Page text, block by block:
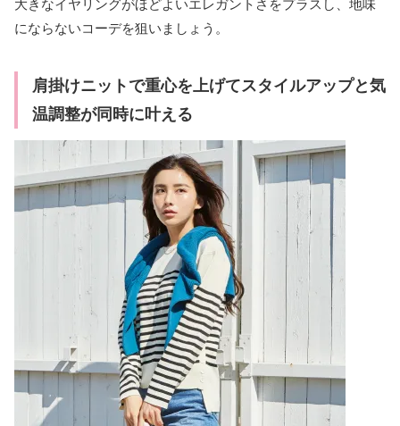
大きなイヤリングがほどよいエレガントさをプラスし、地味
にならないコーデを狙いましょう。
肩掛けニットで重心を上げてスタイルアップと気
温調整が同時に叶える